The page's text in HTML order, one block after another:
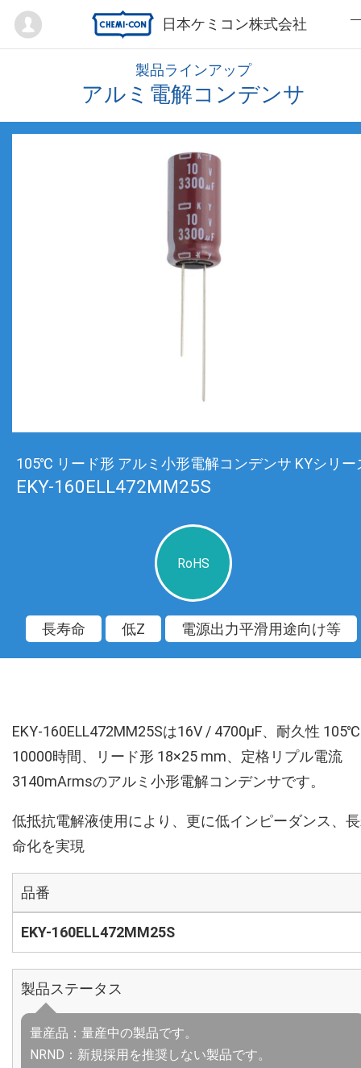
日本ケミコン株式会社
Mypage
製品ラインアップ
アルミ電解コンデンサ
105℃ リード形 アルミ小形電解コンデンサ KYシリー
EKY-160ELL472MM25S
RoHS
長寿命 低Z 電源出力平滑用途向け等
EKY-160ELL472MM25Sは16V / 4700µF、耐久性 105℃
10000時間、リード形 18×25 mm、定格リプル電流
3140mArmsのアルミ小形電解コンデンサです。
低抵抗電解液使用により、更に低インピーダンス、
命化を実現
品番
EKY-160ELL472MM25S
製品ステータス
量産品：量産中の製品です。
NRND：新規採用を推奨しない製品です。